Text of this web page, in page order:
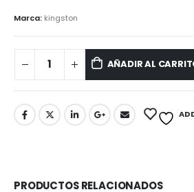
Marca: kingston
AÑADIR AL
PRODUCTOS RELACIONADOS